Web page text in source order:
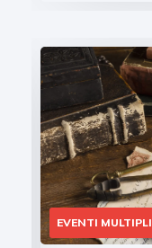
EVENTI MULTIPLI